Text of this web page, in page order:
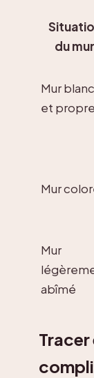
du mur
Mur blanc
et propre
Mur
Mur
abîmé
Tracer